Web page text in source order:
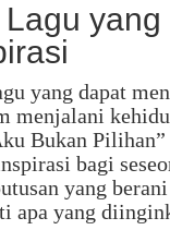
yang
yang dapat
menjalani
Bukan
bagi
yang
apa yang